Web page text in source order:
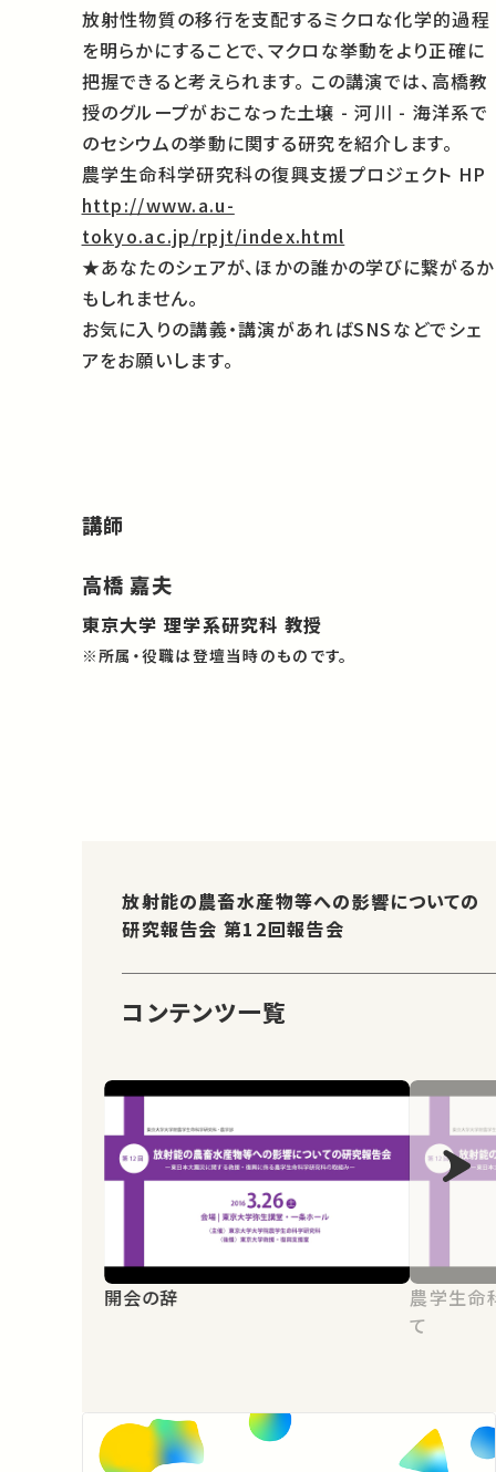
放射性物質の移行を支配するミクロな化学的過程
を明らかにすることで、マクロな挙動をより正確に
把握できると考えられます。 この講演では、高橋教
授のグループがおこなった土壌 -河川 - 海洋系で
のセシウムの挙動に関する研究を紹介します。
農学生命科学研究科の復興支援プロジェクト HP
http://www.a.u-
tokyo.ac.jp/rpjt/index.html
★あなたのシェアが、ほかの誰かの学びに繋がるか
もしれません。
お気に入りの講義・講演があればSNSなどでシェ
アをお願いします。
講師
高橋 嘉夫
東京大学 理学系研究科 教授
※所属・役職は登壇当時のものです。
放射能の農畜水産物等への影響についての
研究報告会 第12回報告会
コンテンツ一覧
開会の辞
農学生命
て